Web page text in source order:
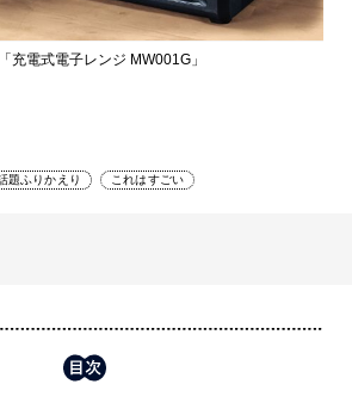
充電式電子レンジ MW001G」
題ふりかえり これはすごい